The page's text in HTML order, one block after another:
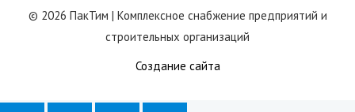
© 2026 ПакТим | Комплексное снабжение предприятий и
строительных организаций
Создание сайта